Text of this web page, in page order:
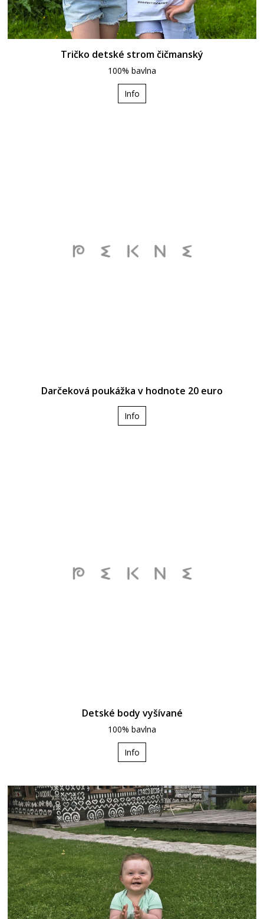
Tričko detské strom čičmanský
100% bavlna
Info
Darčeková poukážka v hodnote 20 euro
Info
Detské body vyšívané
100% bavlna
Info